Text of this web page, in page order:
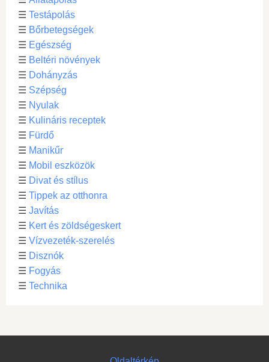
☰ Testápolás
☰ Bőrbetegségek
☰ Egészség
☰ Beltéri növények
☰ Dohányzás
☰ Szépség
☰ Nyulak
☰ Kulináris receptek
☰ Fürdő
☰ Manikűr
☰ Mobil eszközök
☰ Divat és stílus
☰ Tippek az otthonra
☰ Javítás
☰ Kert és zöldségeskert
☰ Vízvezeték-szerelés
☰ Disznók
☰ Fogyás
☰ Technika